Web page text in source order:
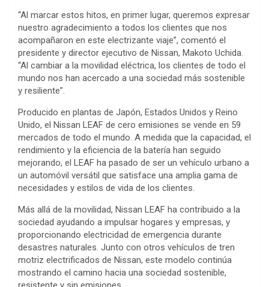
“Al marcar estos hitos, en primer lugar, queremos expresar
nuestro agradecimiento a todos los clientes que nos
acompañaron en este electrizante viaje”, comentó el
presidente y director ejecutivo de Nissan, Makoto Uchida.
“Al cambiar a la movilidad eléctrica, los clientes de todo el
mundo nos han acercado a una sociedad más sostenible
y resiliente”.
Producido en plantas de Japón, Estados Unidos y Reino
Unido, el Nissan LEAF de cero emisiones se vende en 59
mercados de todo el mundo. A medida que la capacidad, el
rendimiento y la eficiencia de la batería han seguido
mejorando, el LEAF ha pasado de ser un vehículo urbano a
un automóvil versátil que satisface una amplia gama de
necesidades y estilos de vida de los clientes.
Más allá de la movilidad, Nissan LEAF ha contribuido a la
sociedad ayudando a impulsar hogares y empresas, y
proporcionando electricidad de emergencia durante
desastres naturales. Junto con otros vehículos de tren
motriz electrificados de Nissan, este modelo continúa
mostrando el camino hacia una sociedad sostenible,